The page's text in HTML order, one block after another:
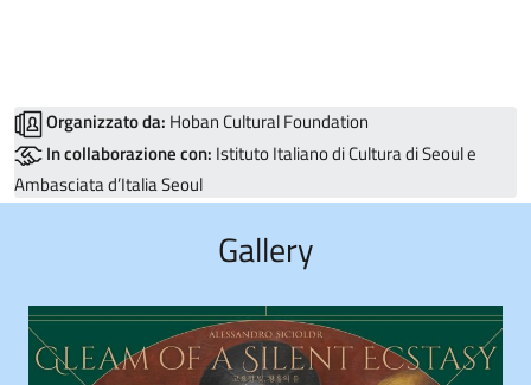
Organizzato da: Hoban Cultural Foundation
In collaborazione con: Istituto Italiano di Cultura di Seoul e
Ambasciata d’Italia Seoul
Gallery